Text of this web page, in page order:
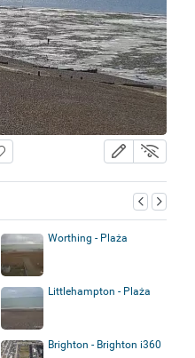
Worthing - Plaża
Littlehampton - Plaża
Brighton - Brighton i360